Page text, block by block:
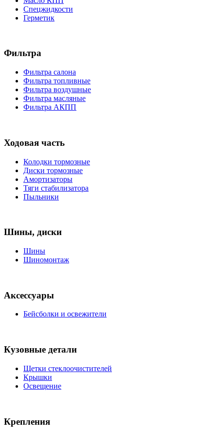
Спецжидкости
Герметик
Фильтра
Фильтра салона
Фильтра топливные
Фильтра воздушные
Фильтра масляные
Фильтра АКПП
Ходовая часть
Колодки тормозные
Диски тормозные
Амортизаторы
Тяги стабилизатора
Пыльники
Шины, диски
Шины
Шиномонтаж
Аксессуары
Бейсболки и освежители
Кузовные детали
Щетки стеклоочистителей
Крышки
Освещение
Крепления